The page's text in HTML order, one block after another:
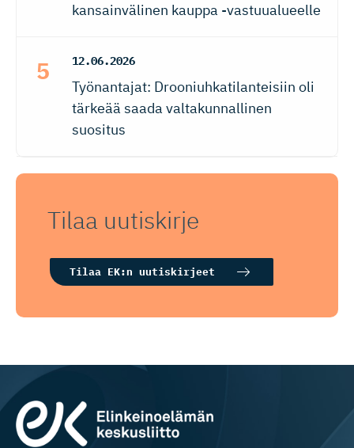
kansainvälinen kauppa -vastuualueelle
12.06.2026
Työnantajat: Drooniuhkatilanteisiin oli
tärkeää saada valtakunnallinen
suositus
Tilaa uutiskirje
Tilaa EK:n uutiskirjeet